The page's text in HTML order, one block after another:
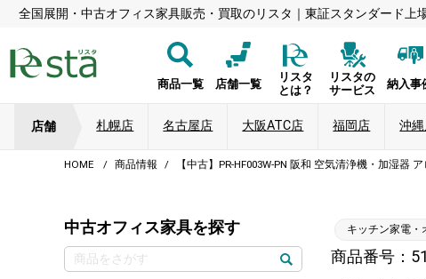
全国展開・中古オフィス家具販売・買取のリスタ｜東証スタンダード上
商品一覧 店舗一覧
リスタ
とは？
リスタの
サービス
納入事
店舗 札幌店 名古屋店 大阪ATC店 福岡店 沖
HOME 商品情報 【中古】PR-HF003W-PN 阪和 空気清浄機・加湿器
中古オフィス家具を探す キッチン家電・
商品番号：